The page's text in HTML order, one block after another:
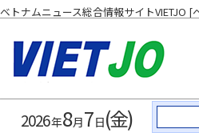
ベトナムニュース総合情報サイトVIETJO [
2026年8月7 日(金)